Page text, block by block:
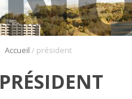
Accueil / président
PRÉSIDENT